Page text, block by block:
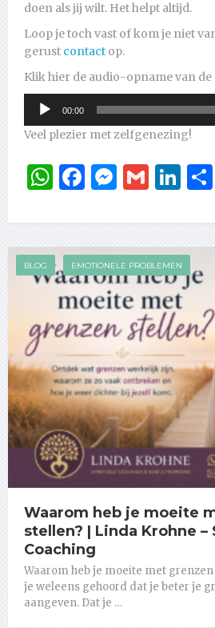
doen als jij wilt. Het helpt altijd.
Loop je toch vast of kom je niet
gerust contact op.
Klik hier de audio-opname van
Audiospeler
00:00
Veel plezier met zelfgenezing!
WhatsApp
Facebook
Gmail
BLOG EMOTIONELE PROBLEMEN
Waarom heb je moeite
stellen? | Linda Krohne
Coaching
Waarom heb je moeite met
je weleens gehoord dat je beter je
aangeven. Dat je …